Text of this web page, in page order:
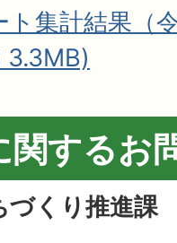
集計結果（
3.3MB)
関するお
づくり推進課